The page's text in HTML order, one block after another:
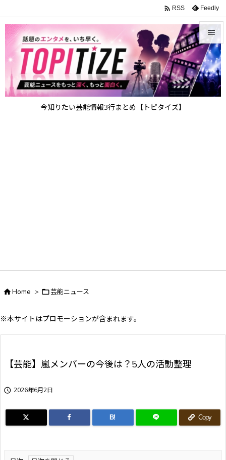
今知りたい芸能情報3行まとめ【トピタイズ】


メニュ

サイド
 RSS Feedly
Home > 芸能ニュース
※本サイトはプロモーションが含まれます。
【芸能】嵐メンバーの今後は？5人の活動整理
 2026年6月2日
B! Copy